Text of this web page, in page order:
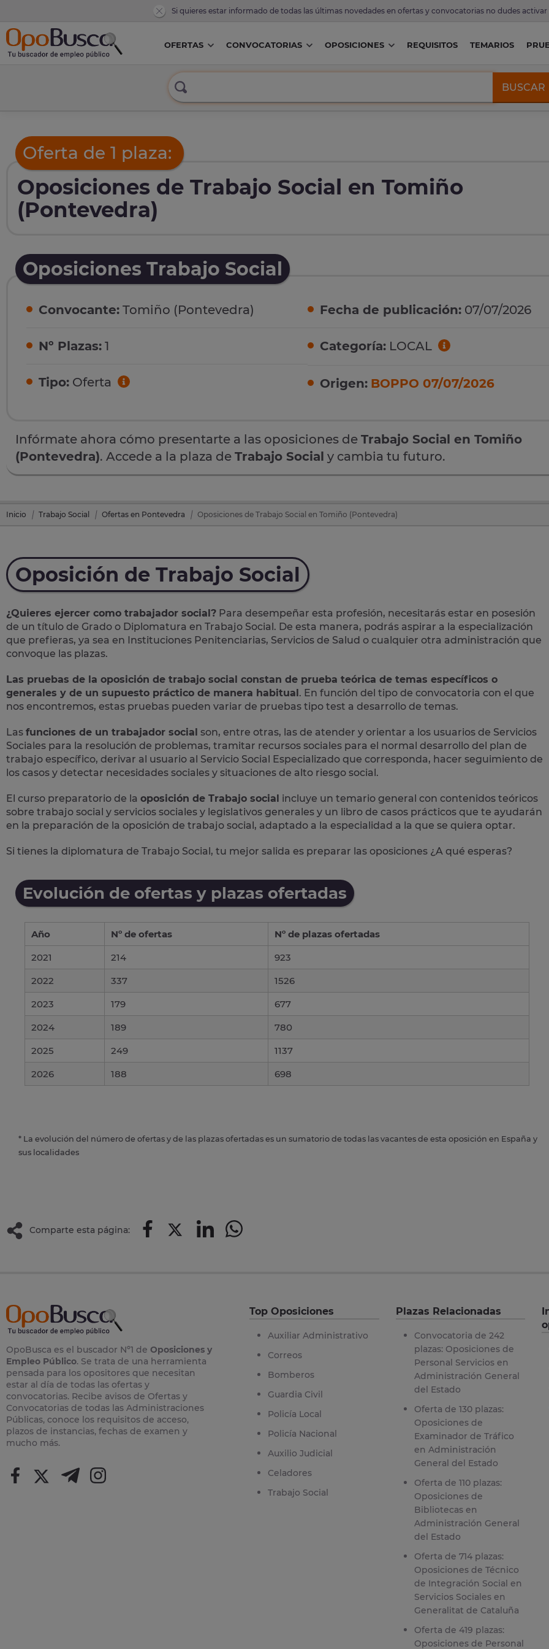
Si quieres estar informado de todas las últimas novedades en ofertas y convocatorias no dudes activar
OFERTAS CONVOCATORIAS OPOSICIONES REQUISITOS TEMARIOS
BUSCAR
Oferta de 1 plaza:
Oposiciones de Trabajo Social en Tomiño
(Pontevedra)
Oposiciones Trabajo Social
Convocante: Tomiño (Pontevedra)
Nº Plazas: 1
Tipo: Oferta
Fecha de publicación: 07/07/2026
Categoría: LOCAL
Origen: BOPPO 07/07/2026
Infórmate ahora cómo presentarte a las oposiciones de Trabajo Social en Tomiño
(Pontevedra). Accede a la plaza de Trabajo Social y cambia tu futuro.
Inicio Trabajo Social Ofertas en Pontevedra Oposiciones de Trabajo Social en Tomiño (Pontevedra)
Oposición de Trabajo Social
¿Quieres ejercer como trabajador social? Para desempeñar esta profesión, necesitarás estar en posesión
de un título de Grado o Diplomatura en Trabajo Social. De esta manera, podrás aspirar a la especialización
que prefieras, ya sea en Instituciones Penitenciarias, Servicios de Salud o cualquier otra administración que
convoque las plazas.
Las pruebas de la oposición de trabajo social constan de prueba teórica de temas específicos o
generales y de un supuesto práctico de manera habitual. En función del tipo de convocatoria con el que
nos encontremos, estas pruebas pueden variar de pruebas tipo test a desarrollo de temas.
Las funciones de un trabajador social son, entre otras, las de atender y orientar a los usuarios de Servicios
Sociales para la resolución de problemas, tramitar recursos sociales para el normal desarrollo del plan de
trabajo específico, derivar al usuario al Servicio Social Especializado que corresponda, hacer seguimiento de
los casos y detectar necesidades sociales y situaciones de alto riesgo social.
El curso preparatorio de la oposición de Trabajo social incluye un temario general con contenidos teóricos
sobre trabajo social y servicios sociales y legislativos generales y un libro de casos prácticos que te ayudarán
en la preparación de la oposición de trabajo social, adaptado a la especialidad a la que se quiera optar.
Si tienes la diplomatura de Trabajo Social, tu mejor salida es preparar las oposiciones ¿A qué esperas?
Evolución de ofertas y plazas ofertadas
Año Nº de ofertas
Nº de plazas ofertadas
2021
214
923
2022
337
1526
2023
179
677
2024
189
780
2025
249
1137
2026
188 698
* La evolución del número de ofertas y de las plazas ofertadas es un sumatorio de todas las vacantes de esta oposición en España y
sus localidades
Comparte esta página:
OpoBusca es el buscador Nº1 de Oposiciones y
Empleo Público. Se trata de una herramienta
pensada para los opositores que necesitan
estar al día de todas las ofertas y
convocatorias. Recibe avisos de Ofertas y
Convocatorias de todas las Administraciones
Públicas, conoce los requisitos de acceso,
plazos de instancias, fechas de examen y
mucho más.
Top Oposiciones
Auxiliar Administrativo
Correos
Bomberos
Guardia Civil
Policía Local
Policía Nacional
Auxilio Judicial
Celadores
Trabajo Social
Plazas Relacionadas
Convocatoria de 242
plazas: Oposiciones de
Personal Servicios en
Administración General
del Estado
Oferta de 130 plazas:
Oposiciones de
Examinador de Tráfico
en Administración
General del Estado
Oferta de 110 plazas:
Oposiciones de
Bibliotecas en
Administración General
del Estado
Oferta de 714 plazas:
Oposiciones de Técnico
de Integración Social en
Servicios Sociales en
Generalitat de Cataluña
Oferta de 419 plazas:
Oposiciones de Personal